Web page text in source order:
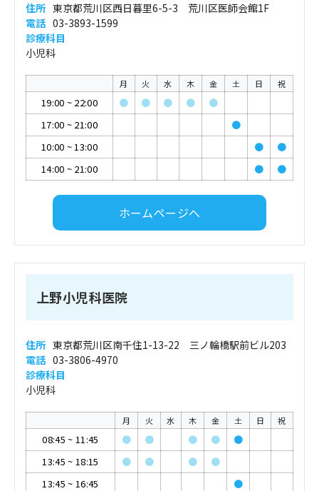
住所 東京都荒川区西日暮里6-5-3 荒川区医師会館1F
電話 03-3893-1599
診療科目
小児科
月 火 水 木 金 土 日 祝
19:00 ~ 22:00 ● ● ● ●
●
17:00 ~ 21:00
●
10:00 ~13:00 ●
●
14:00 ~ 21:00 ● ●
ホームページへ
上野小児科医院
住所 東京都荒川区南千住1-13-22 三ノ輪橋駅前ビル203
電話 03-3806-4970
診療科目
小児科
月 火 水 木 金 土 日 祝
08:45 ~ 11:45 ● ● ● ●
●
13:45 ~ 18:15 ● ● ●
●
13:45 ~ 16:45 ●